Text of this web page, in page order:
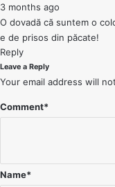
3 months ago
O dovadă că suntem o
e de prisos din păcate!
Reply
Leave a Reply
Your email address will
Comment*
Name*